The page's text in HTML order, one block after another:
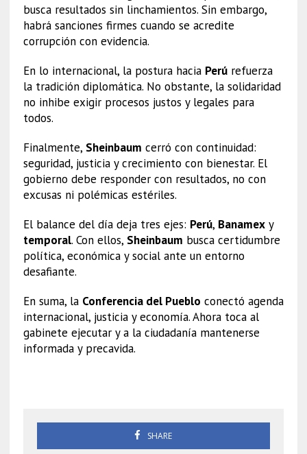
busca resultados sin linchamientos. Sin embargo,
habrá sanciones firmes cuando se acredite
corrupción con evidencia.
En lo internacional, la postura hacia Perúrefuerza
la tradición diplomática. No obstante, la solidaridad
no inhibe exigir procesos justos y legales para
todos.
Finalmente, Sheinbaum cerró con continuidad:
seguridad, justicia y crecimiento con bienestar. El
gobierno debe responder con resultados, no con
excusas ni polémicas estériles.
El balance del día deja tres ejes: Perú, Banamexy
temporal. Con ellos, Sheinbaum busca certidumbre
política, económica y social ante un entorno
desafiante.
En suma, la Conferencia del Pueblo conectó agenda
internacional, justicia y economía. Ahora toca al
gabinete ejecutar y a la ciudadanía mantenerse
informada y precavida.
SHARE